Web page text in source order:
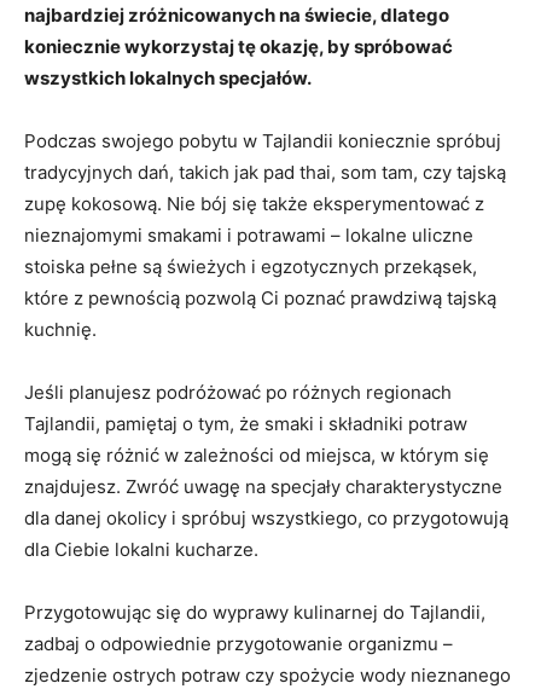
najbardziej zróżnicowanych‌ na świecie,‌ dlatego
koniecznie wykorzystaj tę⁣ okazję,‌ by ‌spróbować
‍wszystkich lokalnych specjałów.
Podczas swojego ‍pobytu w⁣ Tajlandii koniecznie spróbuj
tradycyjnych dań, takich jak pad thai, som tam,⁣ czy tajską
zupę kokosową.‍ Nie bój‌ się także eksperymentować z‌
nieznajomymi smakami ​i potrawami – lokalne uliczne⁢
stoiska pełne ​są świeżych i‍ egzotycznych przekąsek,
które z ⁢pewnością pozwolą Ci poznać⁤ prawdziwą tajską
kuchnię.
Jeśli ‍planujesz podróżować po różnych regionach​
Tajlandii, pamiętaj‍ o tym, ‍że smaki i składniki potraw
mogą ​się różnić w ​zależności od miejsca, w którym się
⁣znajdujesz.⁤ Zwróć uwagę na⁣ specjały charakterystyczne ​
dla⁢ danej okolicy ‌i spróbuj wszystkiego, co​ przygotowują
dla Ciebie ‍lokalni kucharze.
Przygotowując się do wyprawy kulinarnej do‍ Tajlandii,
zadbaj⁤ o odpowiednie ⁢przygotowanie organizmu –
⁣zjedzenie ostrych potraw czy ‍spożycie wody nieznanego